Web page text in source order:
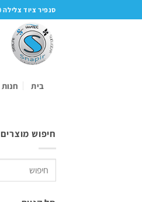
to
סנפיר ציוד צלילה 2000 בע"מ
בית חנות
חיפוש מוצרים
עבור: